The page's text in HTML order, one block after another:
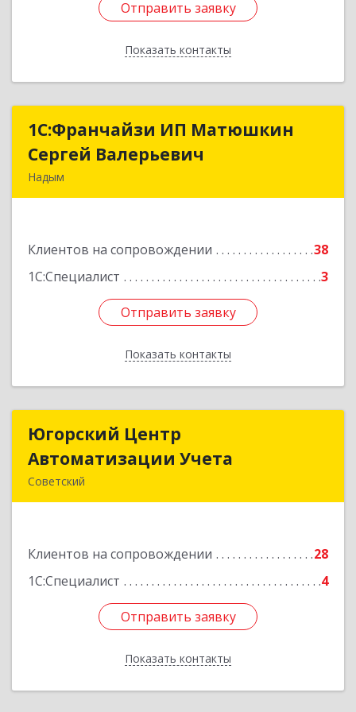
Отправить заявку
Показать контакты
Отправить заявку
Назад
1С:Франчайзи ИП Матюшкин
Сергей Валерьевич
Надым
Клиентов на сопровождении
38
1С:Специалист
3
Отправить заявку
Показать контакты
1С:Франчайзи ИП Матюшкин
Сергей Валерьевич
Подробнее
Отправить заявку
Назад
Югорский Центр
Автоматизации Учета
Советский
Клиентов на сопровождении
28
1С:Специалист
4
Отправить заявку
Показать контакты
Югорский Центр
Автоматизации Учета
Подробнее
Отправить заявку
Назад